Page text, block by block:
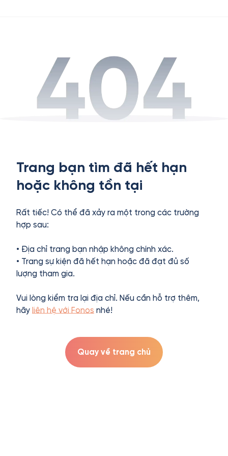
Trang bạn tìm đã hết hạn
hoặc không tồn tại
Rất tiếc! Có thể đã xảy ra một trong các trường
hợp sau:
• Địa chỉ trang bạn nhập không chính xác.
• Trang sự kiện đã hết hạn hoặc đã đạt đủ số
lượng tham gia.
Vui lòng kiểm tra lại địa chỉ. Nếu cần hỗ trợ thêm,
hãy liên hệ với Fonos nhé!
Quay về trang chủ